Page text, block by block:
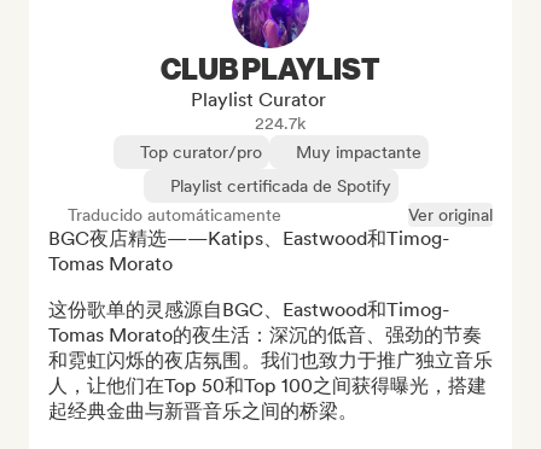
CLUB PLAYLIST
Playlist Curator
224.7k
Top curator/pro
Muy impactante
Playlist certificada de Spotify
Traducido automáticamente
Ver original
BGC夜店精选——Katips、Eastwood和Timog-
Tomas Morato
这份歌单的灵感源自BGC、Eastwood和Timog-
Tomas Morato的夜生活：深沉的低音、强劲的节奏
和霓虹闪烁的夜店氛围。我们也致力于推广独立音乐
人，让他们在Top 50和Top 100之间获得曝光，搭建
起经典金曲与新晋音乐之间的桥梁。